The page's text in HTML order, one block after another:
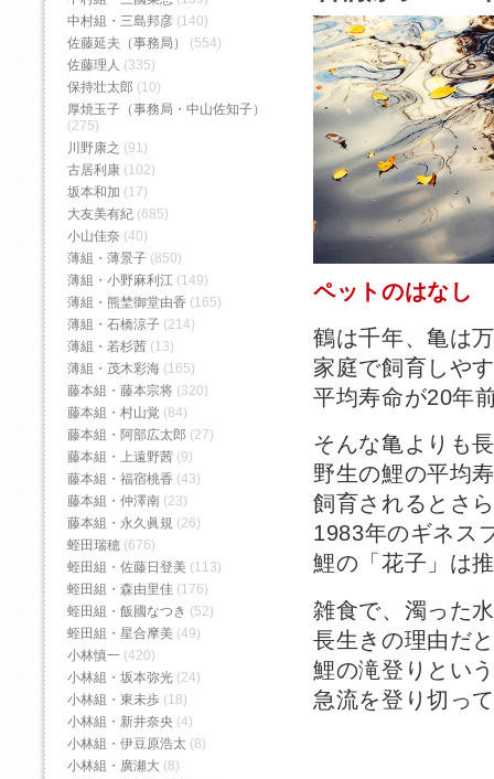
ペットのはなし
鶴は千年、亀は
家庭で飼育しや
平均寿命が20年
そんな亀よりも
野生の鯉の平均
飼育されるとさ
1983年のギネス
鯉の「花子」は
雑食で、濁った
長生きの理由だ
鯉の滝登りとい
急流を登り切っ
中村組・三島邦彦 (140)
佐藤延夫（事務局）
(554)
佐藤理人 (335)
保持壮太郎 (10)
厚焼玉子（事務局・中山佐知子）
(275)
川野康之 (91)
古居利康 (102)
坂本和加 (17)
大友美有紀 (685)
小山佳奈 (40)
薄組・薄景子 (850)
薄組・小野麻利江 (149)
薄組・熊埜御堂由香 (165)
薄組・石橋涼子 (214)
薄組・若杉茜 (13)
薄組・茂木彩海 (165)
藤本組・藤本宗将 (320)
藤本組・村山覚 (84)
藤本組・阿部広太郎 (27)
藤本組・上遠野茜 (9)
藤本組・福宿桃香‬ (43)
藤本組・仲澤南 (23)
藤本組・永久眞規 (26)
蛭田瑞穂 (676)
蛭田組・佐藤日登美 (113)
蛭田組・森由里佳 (176)
蛭田組・飯國なつき (52)
蛭田組・星合摩美 (49)
小林慎一 (420)
小林組・坂本弥光 (24)
小林組・東未歩 (18)
小林組・新井奈央 (4)
小林組・伊豆原浩太 (8)
小林組・廣瀬大 (8)